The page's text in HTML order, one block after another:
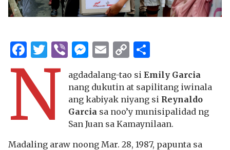
Facebook
Twitter
ViberMessenger
Email
Copy
Link
N agdadalang-tao siEmily Garcia
nang dukutin at sapilitang iwinala
ang kabiyak niyang si Reynaldo
Garcia sa noo’y munisipalidad ng
San Juan sa Kamaynilaan.
Madaling araw noong Mar. 28, 1987, papunta sa